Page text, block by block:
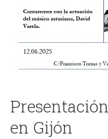
en Gijón